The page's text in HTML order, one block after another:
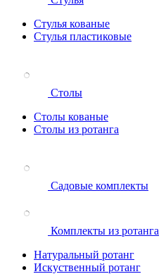
Стулья кованые
Стулья пластиковые
Столы
Столы кованые
Столы из ротанга
Садовые комплекты
Комплекты из ротанга
Натуральный ротанг
Искуственный ротанг